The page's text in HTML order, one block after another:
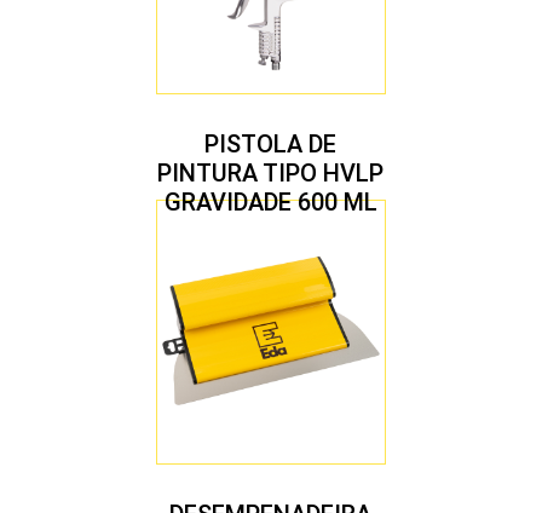
PISTOLA DE
PINTURA TIPO HVLP
GRAVIDADE 600 ML
1,7 MM